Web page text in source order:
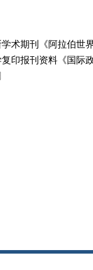
术期刊《阿拉伯世
印报刊资料《国际